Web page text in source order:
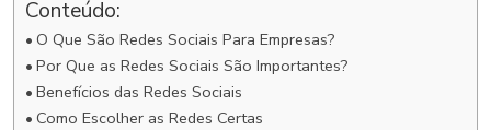
Conteúdo:
O Que São Redes Sociais Para Empresas?
Por Que as Redes Sociais São Importantes?
Benefícios das Redes Sociais
Como Escolher as Redes Certas